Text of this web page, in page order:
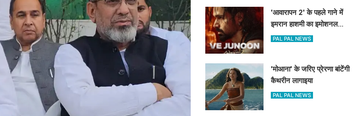
'आवारापन 2' के पहले गाने में
इमरान हाशमी का इमोशनल
अवतार
PAL PAL NEWS
'मोआना' के जरिए प्रेरणा बांटेंगी
कैथरीन लागाइया
PAL PAL NEWS